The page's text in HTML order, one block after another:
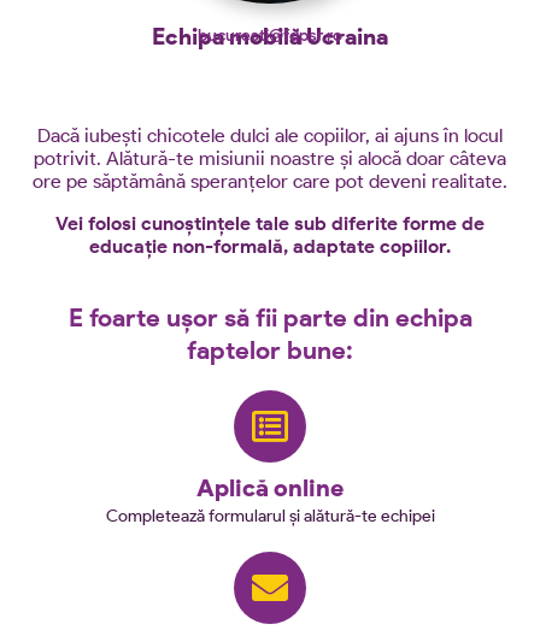
Echipa mobilă Ucraina
bucuresti@fdpsr.ro
Dacă iubești chicotele dulci ale copiilor, ai ajuns în locul
potrivit. Alătură-te misiunii noastre și alocă doar câteva
ore pe săptămână speranțelor care pot deveni realitate.
Vei folosi cunoștințele tale sub diferite forme de
educație non-formală, adaptate copiilor.
E foarte ușor să fii parte din echipa
faptelor bune:
Aplică online
Completează formularul și alătură-te echipei